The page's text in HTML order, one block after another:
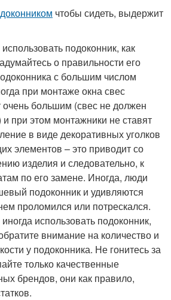
чтобы сидеть, выдержит
подоконник, как
о правильности его
с большим числом
при монтаже окна свес
очень большим (свес не должен
при этом монтажники не ставят
в виде декоративных уголков
элементов – это приводит со
изделия и следовательно, к
по его замене. Иногда, люди
подоконник и удивляются
проломился или потрескался.
использовать подоконник,
внимание на количество и
у подоконника. Не гонитесь за
только качественные
брендов, они как правило,